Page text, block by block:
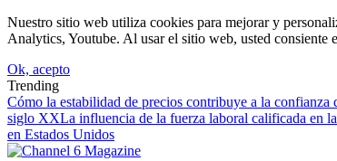
Nuestro sitio web utiliza cookies para mejorar y
Analytics, Youtube. Al usar el sitio web, usted consiente
Ok, acepto
Trending
Cómo la estabilidad de precios contribuye a la confianza
siglo XXLa influencia de la fuerza laboral calificada en
en Estados Unidos